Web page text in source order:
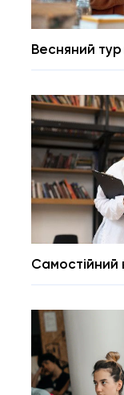
Весняний тур
Самостійний